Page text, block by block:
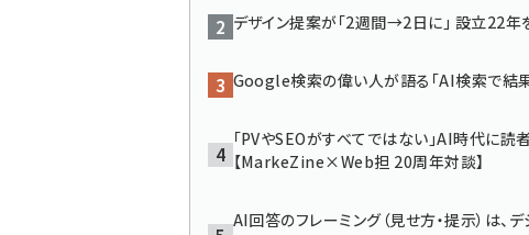
デザイン提案が「2週間→2日に」 設立22
Google検索の偉い人が語る「AI検索で結果
「PVやSEOがすべてではない」AI時代に
【MarkeZine×Web担 20周年対談】
AI回答のフレーミング（見せ方・提示）は、